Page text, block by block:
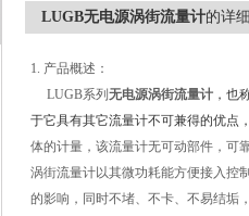
LUGB无电源涡街流量计的详
1. 产品概述：
LUGB系列 无电源涡街流量计 ，也
于它具有其它流量计不可兼得的优点
体的计量，该流量计无可动部件，可
涡街流量计以其微功耗能方便接入控
的影响，同时不堵、不卡、不易结垢